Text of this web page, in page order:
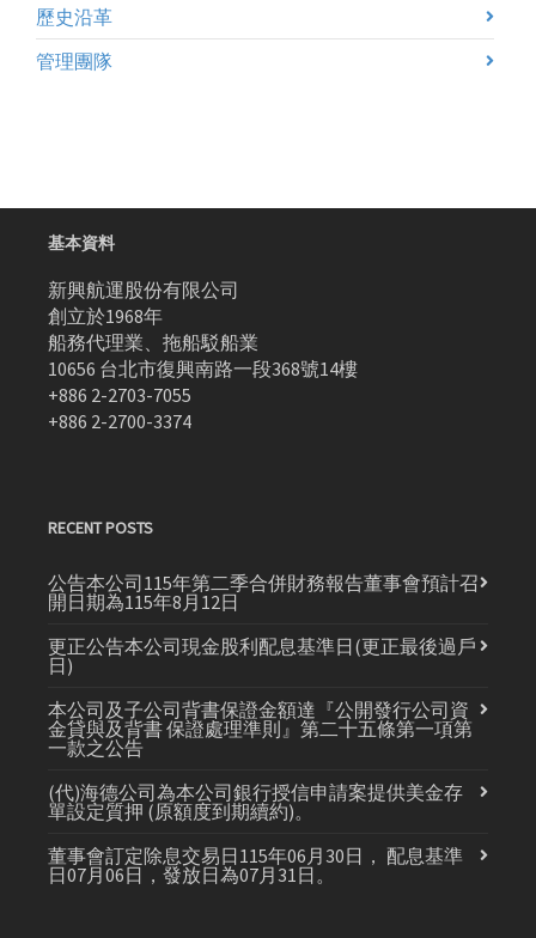
歷史沿革
管理團隊
基本資料
新興航運股份有限公司
創立於1968年
船務代理業、拖船駁船業
10656 台北市復興南路一段368號14樓
+886 2-2703-7055
+886 2-2700-3374
RECENT POSTS
公告本公司115年第二季合併財務報告董事會預計召
開日期為115年8月12日
更正公告本公司現金股利配息基準日(更正最後過戶
日)
本公司及子公司背書保證金額達『公開發行公司資
金貸與及背書 保證處理準則』第二十五條第一項第
一款之公告
(代)海德公司為本公司銀行授信申請案提供美金存
單設定質押 (原額度到期續約)。
董事會訂定除息交易日115年06月30日， 配息基準
日07月06日，發放日為07月31日。